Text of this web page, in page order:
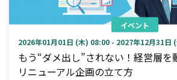
イベント
2026年01月01日 (木) 08:00 - 2027年12月31日
もう“ダメ出し”されない！経営層を
リニューアル企画の立て方